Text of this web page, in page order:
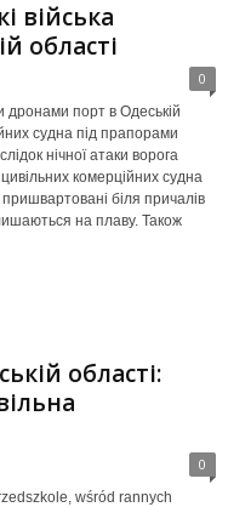
війська
області
0
дронами порт в Одеській
судна під прапорами
нічної атаки ворога
комерційних судна
біля причалів
на плаву. Також
області:
0
wśród rannych